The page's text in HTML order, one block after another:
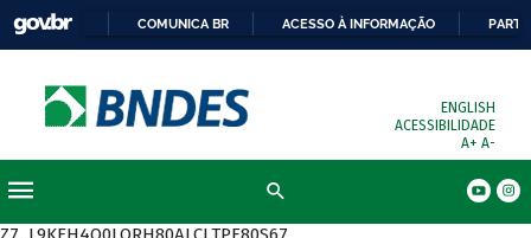
COMUNICA BR ACESSO À INFORMAÇÃO
ENGLISH
ACESSIBILIDADE
A+ A-